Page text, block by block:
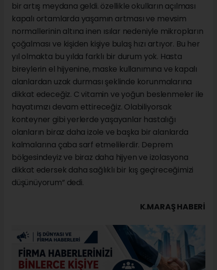
bir artış meydana geldi. özellikle okulların açılması
kapalı ortamlarda yaşamın artması ve mevsim
normallerinin altına inen ısılar nedeniyle mikropların
çoğalması ve kişiden kişiye bulaş hızı artıyor. Bu her
yıl olmakta bu yılda farklı bir durum yok. Hasta
bireylerin el hijyenine, maske kullanımına ve kapalı
alanlardan uzak durması şeklinde korunmalarına
dikkat edeceğiz. C vitamin ve yoğun beslenmeler ile
hayatımızı devam ettireceğiz. Olabiliyorsak
konteyner gibi yerlerde yaşayanlar hastalığı
olanların biraz daha izole ve başka bir alanlarda
kalmalarına çaba sarf etmelilerdir. Deprem
bölgesindeyiz ve biraz daha hijyen ve izolasyona
dikkat edersek daha sağlıklı bir kış geçireceğimizi
düşünüyorum” dedi.
K.MARAŞ HABERİ